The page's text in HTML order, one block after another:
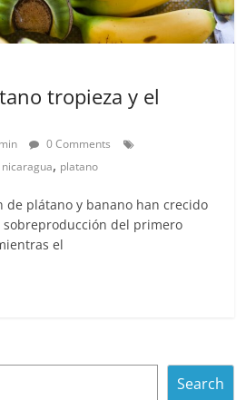
tropieza y el
0 Comments
nicaragua, platano
de plátano y banano han crecido
sobreproducción del primero
el
Search